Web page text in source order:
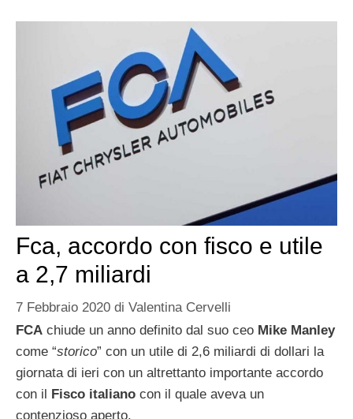
Fca, accordo con fisco e utile
a 2,7 miliardi
7 Febbraio 2020 di Valentina Cervelli
FCA chiude un anno definito dal suo ceo Mike Manley
come “storico” con un utile di 2,6 miliardi di dollari la
giornata di ieri con un altrettanto importante accordo
con il Fisco italiano con il quale aveva un
contenzioso aperto.